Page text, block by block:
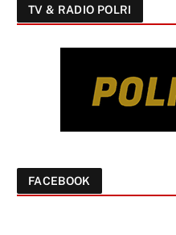
TV & RADIO POLRI
FACEBOOK